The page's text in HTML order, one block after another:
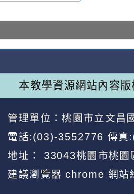
本教學資源網站內容
管理單位：桃園市立文昌
電話:(03)-3552776 傳真
地址：
33043桃園市桃園
建議瀏覽器 chrome 網站